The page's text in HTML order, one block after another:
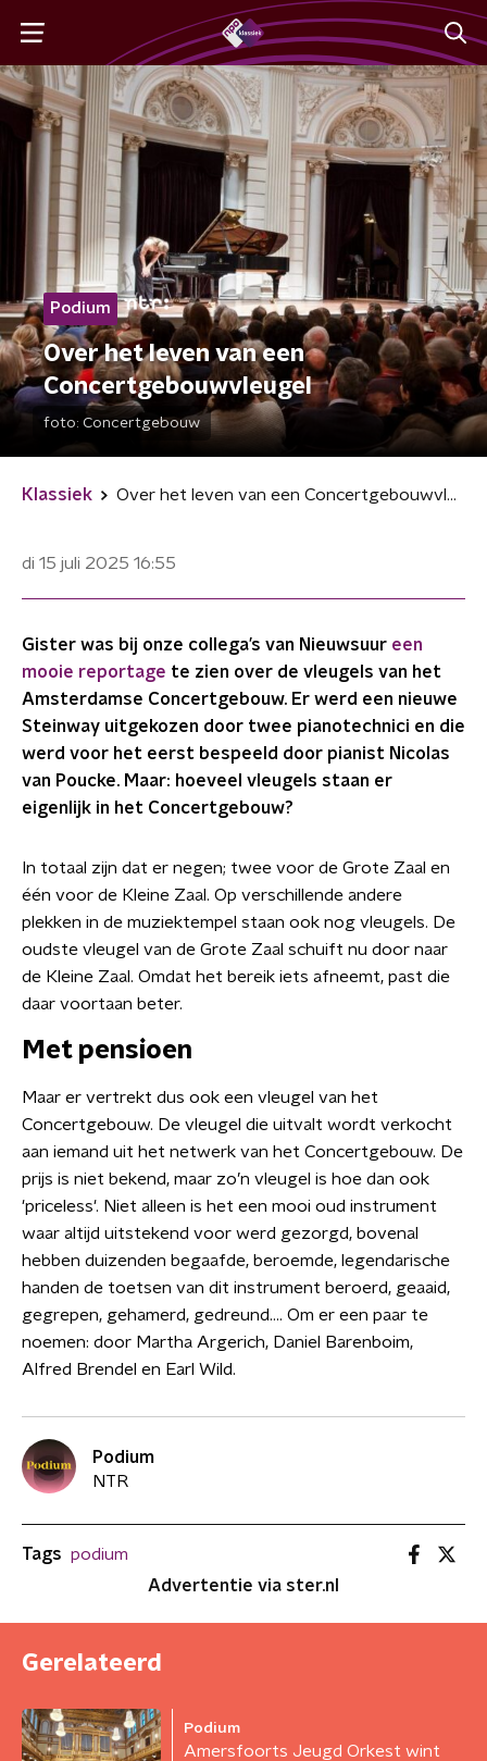
Podium
Over het leven van een
Concertgebouwvleugel
foto: Concertgebouw
Klassiek Over het leven van een Concertgebouwvleugel
di 15 juli 2025 16:55
Gister was bij onze collega’s van Nieuwsuur een
mooie reportage te zien over de vleugels van het
Amsterdamse Concertgebouw. Er werd een nieuwe
Steinway uitgekozen door twee pianotechnici en die
werd voor het eerst bespeeld door pianist Nicolas
van Poucke. Maar: hoeveel vleugels staan er
eigenlijk in het Concertgebouw?
In totaal zijn dat er negen; twee voor de Grote Zaal en
één voor de Kleine Zaal. Op verschillende andere
plekken in de muziektempel staan ook nog vleugels. De
oudste vleugel van de Grote Zaal schuift nu door naar
de Kleine Zaal. Omdat het bereik iets afneemt, past die
daar voortaan beter.
Met pensioen
Maar er vertrekt dus ook een vleugel van het
Concertgebouw. De vleugel die uitvalt wordt verkocht
aan iemand uit het netwerk van het Concertgebouw. De
prijs is niet bekend, maar zo’n vleugel is hoe dan ook
'priceless'. Niet alleen is het een mooi oud instrument
waar altijd uitstekend voor werd gezorgd, bovenal
hebben duizenden begaafde, beroemde, legendarische
handen de toetsen van dit instrument beroerd, geaaid,
gegrepen, gehamerd, gedreund…. Om er een paar te
noemen: door Martha Argerich, Daniel Barenboim,
Alfred Brendel en Earl Wild.
Podium
NTR
Tags podium
Advertentie via ster.nl
Gerelateerd
Podium
Amersfoorts Jeugd Orkest wint